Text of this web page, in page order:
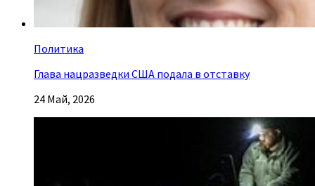
Политика
Глава нацразведки США подала в отставку
24 Май, 2026